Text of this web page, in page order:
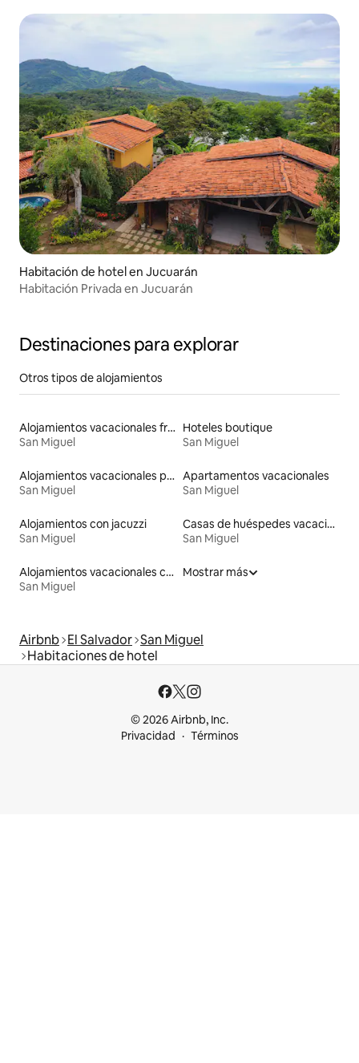
Habitación de hotel en Jucuarán
Habitación Privada en Jucuarán
Destinaciones para explorar
Otros tipos de alojamientos
Alojamientos vacacionales frente a la playa
San Miguel
Hoteles boutique
San Miguel
Alojamientos vacacionales para familias
San Miguel
Apartamentos vacacionales
San Miguel
Alojamientos con jacuzzi
San Miguel
Casas de huéspedes vacacionales
San Miguel
Alojamientos vacacionales con piscina
San Miguel
Mostrar más
Airbnb El Salvador San Miguel
Habitaciones de hotel
© 2026 Airbnb, Inc.
Privacidad
Términos